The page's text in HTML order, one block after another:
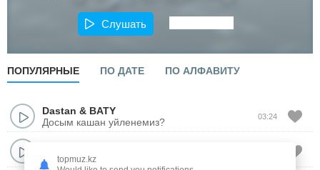
Слушать
ПОПУЛЯРНЫЕ ПО ДАТЕ ПО АЛФАВИТУ
Dastan & BATY
Досым кашан уйленемиз?
03:24
Batyrtopmuz.kz